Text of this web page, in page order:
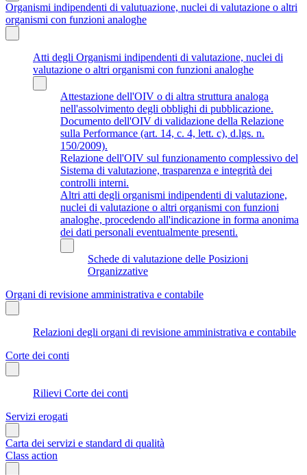
Organismi indipendenti di valutuazione, nuclei di valutazione o altri
organismi con funzioni analoghe
Atti degli Organismi indipendenti di valutazione, nuclei di
valutazione o altri organismi con funzioni analoghe
Attestazione dell'OIV o di altra struttura analoga
nell'assolvimento degli obblighi di pubblicazione.
Documento dell'OIV di validazione della Relazione
sulla Performance (art. 14, c. 4, lett. c), d.lgs. n.
150/2009).
Relazione dell'OIV sul funzionamento complessivo del
Sistema di valutazione, trasparenza e integrità dei
controlli interni.
Altri atti degli organismi indipendenti di valutazione,
nuclei di valutazione o altri organismi con funzioni
analoghe, procedendo all'indicazione in forma anonima
dei dati personali eventualmente presenti.
Schede di valutazione delle Posizioni
Organizzative
Organi di revisione amministrativa e contabile
Relazioni degli organi di revisione amministrativa e contabile
Corte dei conti
Rilievi Corte dei conti
Servizi erogati
Carta dei servizi e standard di qualità
Class action